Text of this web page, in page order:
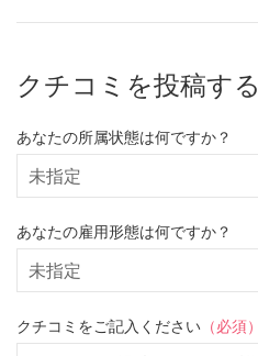
クチコミを投稿する
あなたの所属状態は何ですか？
あなたの雇用形態は何ですか？
クチコミをご記入ください （必須）